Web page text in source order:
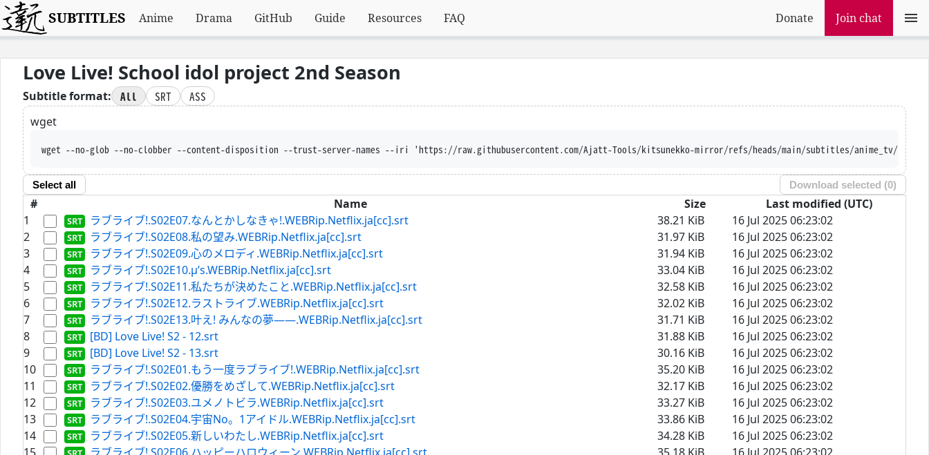
SUBTITLES Anime Drama GitHub Guide Resources FAQ Donate Join chat
Love Live! School idol project 2nd Season
Subtitle format: All SRT
ASS
wget
wget --no-glob --no-clobber --content-disposition --trust-server-names --iri 'https://raw.githubusercontent.com/Ajatt-Tools/kitsunekko-mirror/refs/heads/main/subtitles/anime_tv/
Select all Download selected (0)
# Name Size
Last modified (UTC)
1
ラブライブ!.S02E07.なんとかしなきゃ!.WEBRip.Netflix.ja[cc].srt 38.21 KiB
16 Jul 2025 06:23:02
2
ラブライブ!.S02E08.私の望み.WEBRip.Netflix.ja[cc].srt 31.97 KiB
16 Jul 2025 06:23:02
3
ラブライブ!.S02E09.心のメロディ.WEBRip.Netflix.ja[cc].srt 31.94 KiB
16 Jul 2025 06:23:02
4
ラブライブ!.S02E10.μ’s.WEBRip.Netflix.ja[cc].srt 33.04 KiB
16 Jul 2025 06:23:02
5
ラブライブ!.S02E11.私たちが決めたこと.WEBRip.Netflix.ja[cc].srt 32.58 KiB
16 Jul 2025 06:23:02
6
ラブライブ!.S02E12.ラストライブ.WEBRip.Netflix.ja[cc].srt 32.02 KiB
16 Jul 2025 06:23:02
7
ラブライブ!.S02E13.叶え! みんなの夢――.WEBRip.Netflix.ja[cc].srt 31.71 KiB
16 Jul 2025 06:23:02
8
[BD] Love Live! S2 - 12.srt 31.88 KiB
16 Jul 2025 06:23:02
9
[BD] Love Live! S2 - 13.srt 30.16 KiB
16 Jul 2025 06:23:02
10
ラブライブ!.S02E01.もう一度ラブライブ!.WEBRip.Netflix.ja[cc].srt 35.20 KiB
16 Jul 2025 06:23:02
11
ラブライブ!.S02E02.優勝をめざして.WEBRip.Netflix.ja[cc].srt 32.17 KiB
16 Jul 2025 06:23:02
12
ラブライブ!.S02E03.ユメノトビラ.WEBRip.Netflix.ja[cc].srt 33.27 KiB
16 Jul 2025 06:23:02
13
ラブライブ!.S02E04.宇宙No。1アイドル.WEBRip.Netflix.ja[cc].srt 33.86 KiB
16 Jul 2025 06:23:02
14
ラブライブ!.S02E05.新しいわたし.WEBRip.Netflix.ja[cc].srt 34.28 KiB
16 Jul 2025 06:23:02